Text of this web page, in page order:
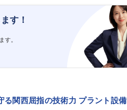
す。グループの総合力を背景に、企業のバリ
さです。 募集職種 【IPOコンサルタン
す！
す。
る関西屈指の技術力 プラント設